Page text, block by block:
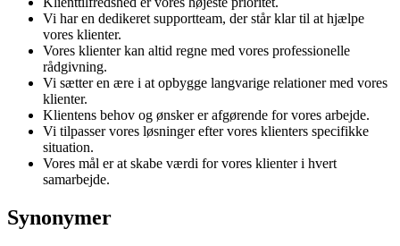
Vi har en dedikeret supportteam, der står klar til at hjælpe
vores klienter.
Vores klienter kan altid regne med vores professionelle
rådgivning.
Vi sætter en ære i at opbygge langvarige relationer med vores
klienter.
Klientens behov og ønsker er afgørende for vores arbejde.
Vi tilpasser vores løsninger efter vores klienters specifikke
situation.
Vores mål er at skabe værdi for vores klienter i hvert
samarbejde.
Synonymer